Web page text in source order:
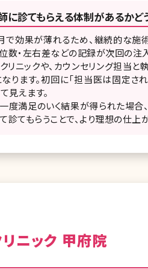
に診てもらえる体制があるかど
で効果が薄れるため、継続的な施
数・左右差などの記録が次回の注
リニックや、カウンセリング担当
ります。初回に「担当医は固定さ
見えます。
一度満足のいく結果が得られた場
診てもらうことで、より理想の仕上
ニック 甲府院